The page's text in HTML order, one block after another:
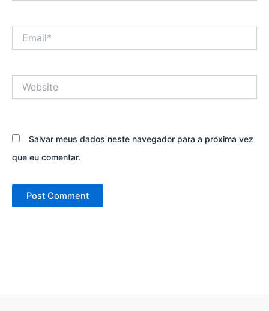
Salvar meus dados neste navegador para a próxima vez
que eu comentar.